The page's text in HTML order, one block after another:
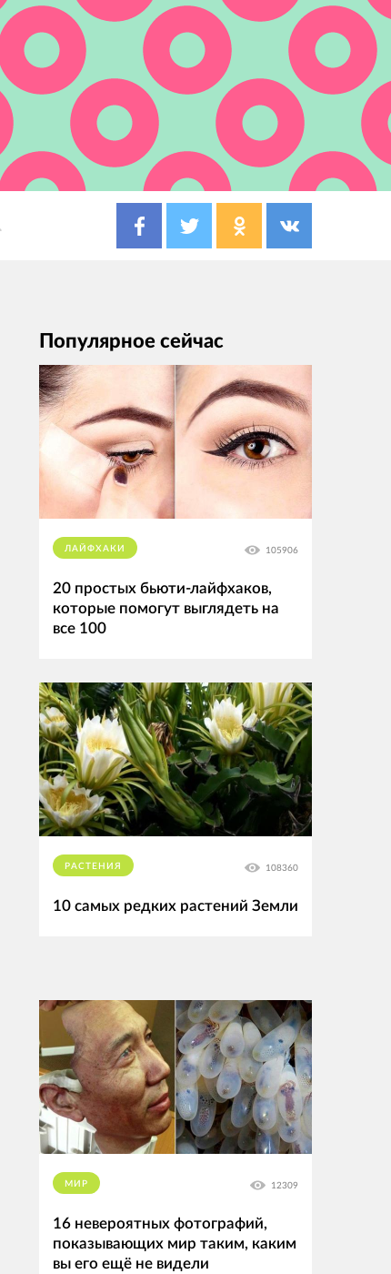
Популярное сейчас
ЛАЙФХАКИ 105906
20 простых бьюти-лайфхаков,
которые помогут выглядеть на
все 100
РАСТЕНИЯ 108360
10 самых редких растений Земли
МИР 12309
16 невероятных фотографий,
показывающих мир таким, каким
вы его ещё не видели